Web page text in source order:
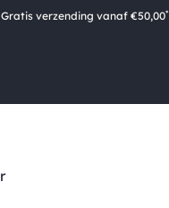
Gratis verzending vanaf €50,00*